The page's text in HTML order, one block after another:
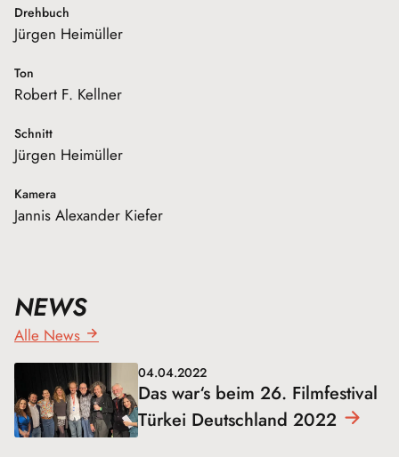
Drehbuch
Jürgen Heimüller
Ton
Robert F. Kellner
Schnitt
Jürgen Heimüller
Kamera
Jannis Alexander Kiefer
NEWS
Alle News
04.04.2022
Das war‘s beim 26. Filmfestival
Türkei Deutschland 2022